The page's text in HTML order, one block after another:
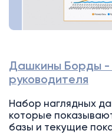
Дашкины Борды -
руководителя
Набор наглядных
которые
базы и текущие